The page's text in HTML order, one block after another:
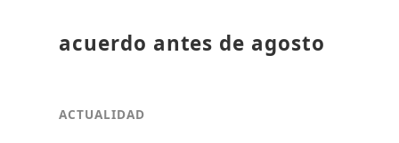
acuerdo antes de agosto
ACTUALIDAD